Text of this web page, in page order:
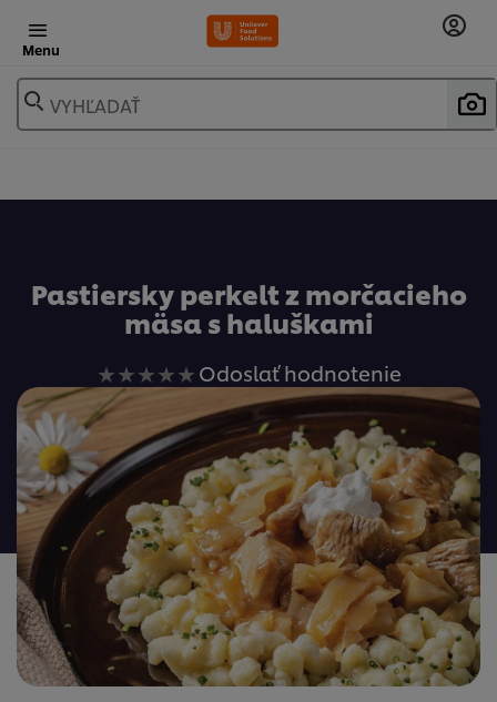
Menu
VYHĽADAŤ
Pastiersky perkelt z morčacieho
mäsa s haluškami
Pre
túto
recipe
neboli
odoslané
žiadne
hodnotenia
Odoslať hodnotenie